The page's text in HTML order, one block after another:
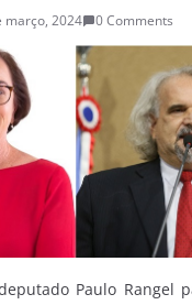
março, 2024 0 Comments
Paulo Rangel